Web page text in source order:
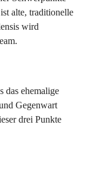
alte, traditionelle
wird
das ehemalige
Gegenwart
drei Punkte